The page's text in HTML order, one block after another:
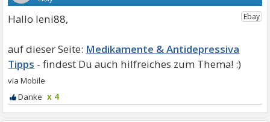
Hallo leni88,
Medikamente & Antidepressiva
Tipps
x 4